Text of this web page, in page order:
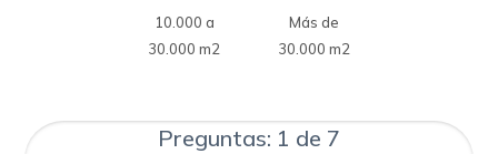
10.000 a
30.000 m2
Más de
30.000 m2
Preguntas: 1 de 7